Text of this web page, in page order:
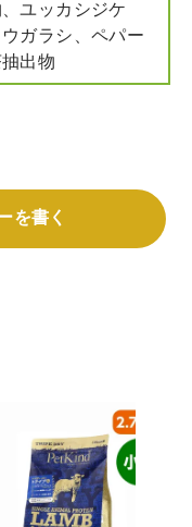
ユッカシジケ
ガラシ、ペパー
出物
を書く